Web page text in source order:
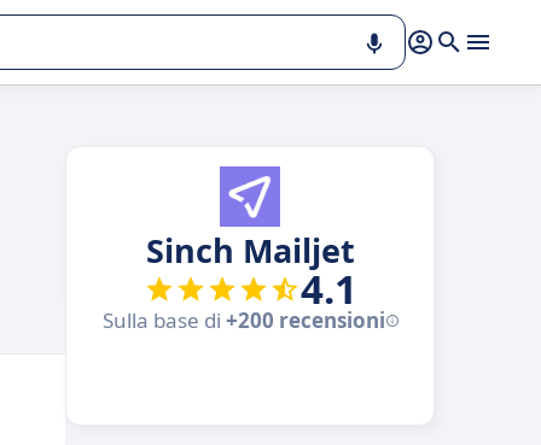
Sinch Mailjet
4.1
Sulla base di +200 recensioni